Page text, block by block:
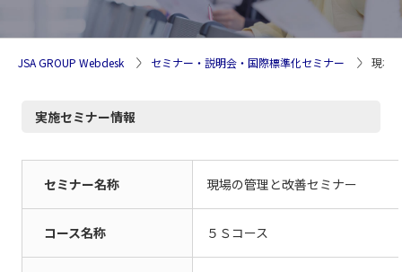
JSA GROUP Webdesk セミナー・説明会・国際標準化セミナー 現場
実施セミナー情報
セミナー名称 現場の管理と改善セミナー
コース名称 ５Ｓコース